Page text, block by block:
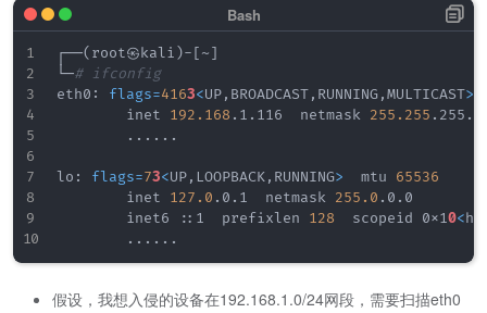
┌──( root㉿kali )- [~]
└─# ifconfig
eth0: flags=4163<UP,BROADCAST,RUNNING,MULTICAST>
        inet
192.168 .1.116  netmask 255.255
.. .. ..
lo: flags=73<UP,LOOPBACK,RUNNING>
  mtu
65536
        inet
127.0 .0.1  netmask 255.0 .0.0
        inet6 ::1  prefixlen
128
  scopeid 0x1
0<
.. .. ..
假设，我想入侵的设备在192.168.1.0/24网段，需要扫描eth0